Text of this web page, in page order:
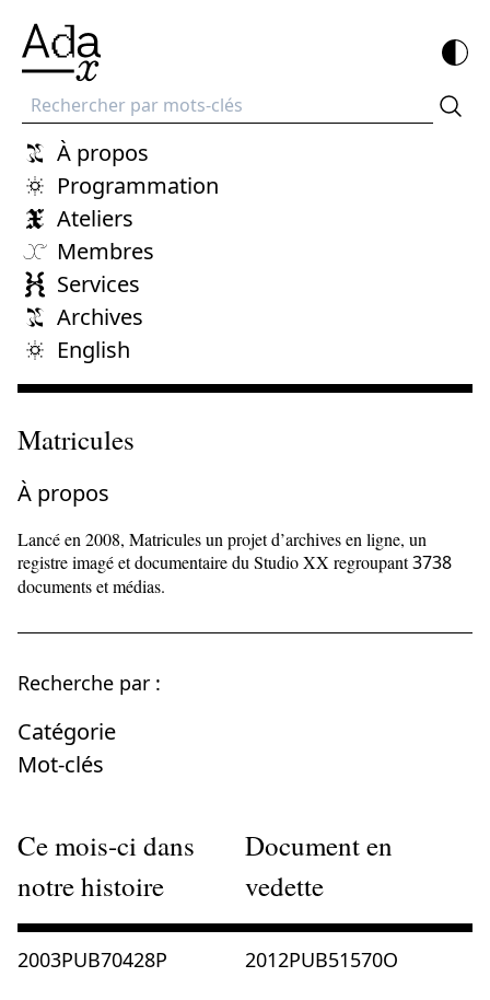
Recherche
À propos
Programmation
Ateliers
Membres
Services
Archives
English
Matricules
À propos
Lancé en 2008, Matricules un projet d’archives en ligne, un
registre imagé et documentaire du Studio XX regroupant3738
documents et médias.
Recherche par :
Catégorie
Mot-clés
Ce mois-ci dans
notre histoire
2003PUB70428P
Document en
vedette
2012PUB51570O